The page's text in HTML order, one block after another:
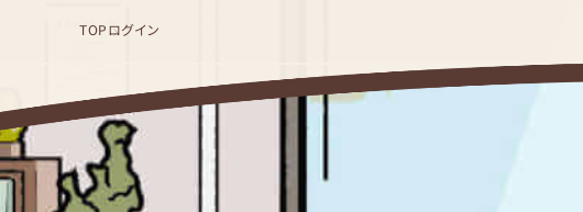
TOPログイン